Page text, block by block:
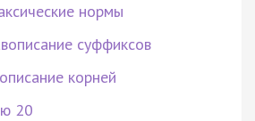
нормы
суффиксов
корней
20